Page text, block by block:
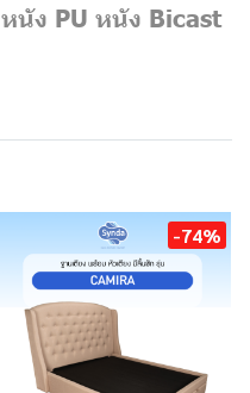
นัง PU หนัง Bicast
-74%